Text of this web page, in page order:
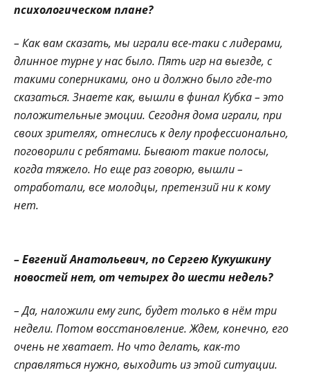
психологическом плане?
– Как вам сказать, мы играли все-таки с лидерами,
длинное турне у нас было. Пять игр на выезде, с
такими соперниками, оно и должно было где-то
сказаться. Знаете как, вышли в финал Кубка – это
положительные эмоции. Сегодня дома играли, при
своих зрителях, отнеслись к делу профессионально,
поговорили с ребятами. Бывают такие полосы,
когда тяжело. Но еще раз говорю, вышли –
отработали, все молодцы, претензий ни к кому
нет.
– Евгений Анатольевич, по Сергею Кукушкину
новостей нет, от четырех до шести недель?
– Да, наложили ему гипс, будет только в нём три
недели. Потом восстановление. Ждем, конечно, его
очень не хватает. Но что делать, как-то
справляться нужно, выходить из этой ситуации.